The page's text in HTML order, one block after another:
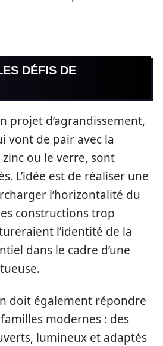
DÉFIS DE
projet d’agrandissement,
vont de pair avec la
ou le verre, sont
L’idée est de réaliser une
l’horizontalité du
constructions trop
l’identité de la
dans le cadre d’une
doit également répondre
modernes : des
lumineux et adaptés